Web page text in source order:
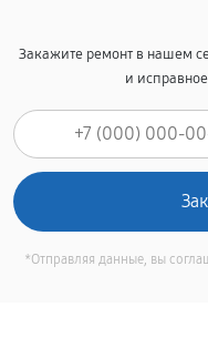
Закажите ремонт в нашем
и
*Отправляя данные, вы